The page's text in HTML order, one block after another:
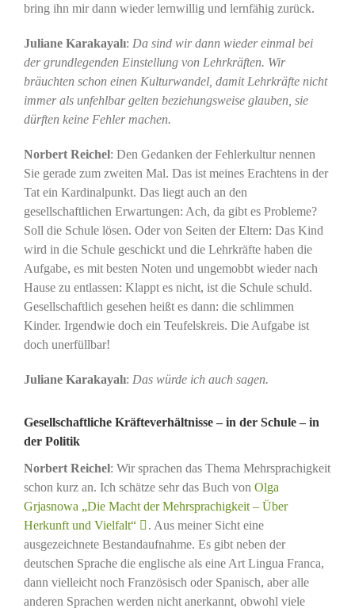
bring ihn mir dann wieder lernwillig und lernfähig zurück.
Juliane Karakayalı: Da sind wir dann wieder einmal bei
der grundlegenden Einstellung von Lehrkräften. Wir
bräuchten schon einen Kulturwandel, damit Lehrkräfte nicht
immer als unfehlbar gelten beziehungsweise glauben, sie
dürften keine Fehler machen.
Norbert Reichel: Den Gedanken der Fehlerkultur nennen
Sie gerade zum zweiten Mal. Das ist meines Erachtens in der
Tat ein Kardinalpunkt. Das liegt auch an den
gesellschaftlichen Erwartungen: Ach, da gibt es Probleme?
Soll die Schule lösen. Oder von Seiten der Eltern: Das Kind
wird in die Schule geschickt und die Lehrkräfte haben die
Aufgabe, es mit besten Noten und ungemobbt wieder nach
Hause zu entlassen: Klappt es nicht, ist die Schule schuld.
Gesellschaftlich gesehen heißt es dann: die schlimmen
Kinder. Irgendwie doch ein Teufelskreis. Die Aufgabe ist
doch unerfüllbar!
Juliane Karakayalı: Das würde ich auch sagen.
Gesellschaftliche Kräfteverhältnisse – in der Schule – in
der Politik
Norbert Reichel: Wir sprachen das Thema Mehrsprachigkeit
schon kurz an. Ich schätze sehr das Buch von Olga
Grjasnowa „Die Macht der Mehrsprachigkeit – Über
Herkunft und Vielfalt“
. Aus meiner Sicht eine
ausgezeichnete Bestandaufnahme. Es gibt neben der
deutschen Sprache die englische als eine Art Lingua Franca,
dann vielleicht noch Französisch oder Spanisch, aber alle
anderen Sprachen werden nicht anerkannt, obwohl viele